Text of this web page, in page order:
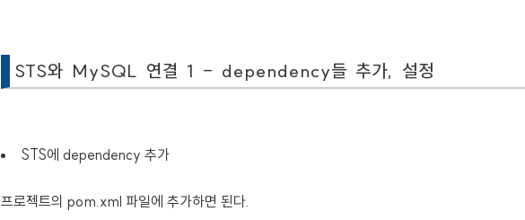
STS와 MySQL 연결 1 - dependency들 추가, 설정
STS에 dependency 추가
프로젝트의 pom.xml 파일에 추가하면 된다.